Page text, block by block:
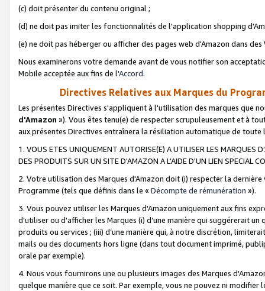
(c) doit présenter du contenu original ;
(d) ne doit pas imiter les fonctionnalités de l'application shopping
(e) ne doit pas héberger ou afficher des pages web d'Amazon dans
Nous examinerons votre demande avant de vous notifier son
Mobile acceptée aux fins de l'Accord.
Directives Relatives aux Marques du
Les présentes Directives s'appliquent à l'utilisation des marques que
d'Amazon »). Vous êtes tenu(e) de respecter scrupuleusement et à
aux présentes Directives entraînera la résiliation automatique de
1. VOUS ETES UNIQUEMENT AUTORISE(E) A UTILISER LES MARQUES
DES PRODUITS SUR UN SITE D'AMAZON A L'AIDE D'UN LIEN SPECIAL
2. Votre utilisation des Marques d'Amazon doit (i) respecter la
Programme (tels que définis dans le « Décompte de rémunération »).
3. Vous pouvez utiliser les Marques d'Amazon uniquement aux fins
d'utiliser ou d'afficher les Marques (i) d’une manière qui suggérerait
produits ou services ; (iii) d’une manière qui, à notre discrétion,
mails ou des documents hors ligne (dans tout document imprimé,
orale par exemple).
4. Nous vous fournirons une ou plusieurs images des Marques
quelque manière que ce soit. Par exemple, vous ne pouvez ni